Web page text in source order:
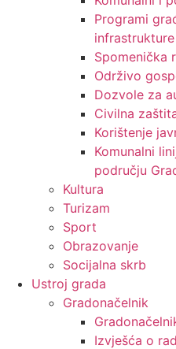
Programi
infrastrukture
Spomenička
Održivo
Dozvole za
Civilna
Korištenje
Komunalni
području
Kultura
Turizam
Sport
Obrazovanje
Socijalna skrb
Ustroj grada
Gradonačelnik
Izvješća o